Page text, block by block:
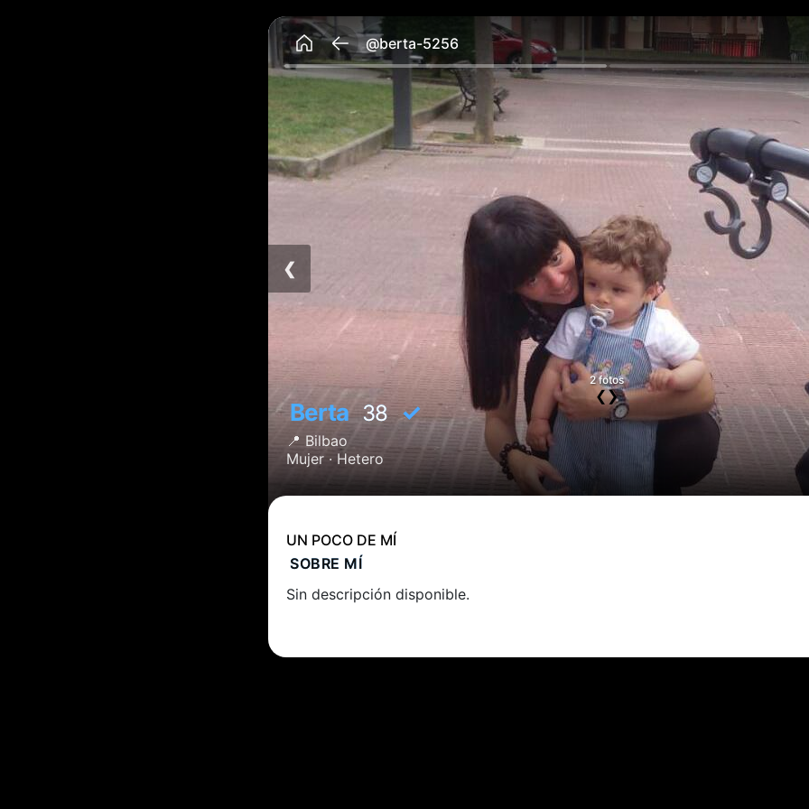
@berta-5256
Berta38✓
📍 Bilbao
Mujer ·Hetero
❮
2 fotos
❮❯
UN POCO DE MÍ
SOBRE MÍ
Sin descripción disponible.